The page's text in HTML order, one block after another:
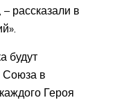
рассказали в
будут
Союза в
Героя